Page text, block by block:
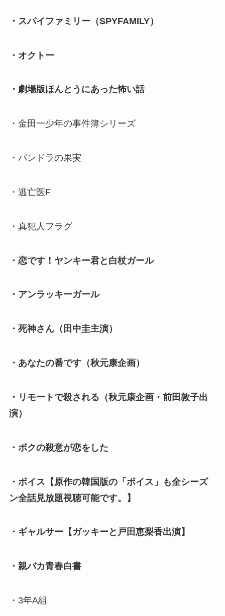
・スパイファミリー（SPYFAMILY）
・オクトー
・劇場版ほんとうにあった怖い話
・金田一少年の事件簿シリーズ
・パンドラの果実
・逃亡医F
・真犯人フラグ
・恋です！ヤンキー君と白杖ガール
・アンラッキーガール
・死神さん（田中圭主演）
・あなたの番です（秋元康企画）
・リモートで殺される（秋元康企画・前田敦子出
演）
・ボクの殺意が恋をした
・ボイス【原作の韓国版の「ボイス」も全シーズ
ン全話見放題視聴可能です。】
・ギャルサー【ガッキーと戸田恵梨香出演】
・親バカ青春白書
・3年A組